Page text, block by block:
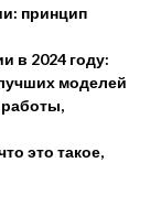
принцип
в 2024 году:
моделей
работы,
это такое,